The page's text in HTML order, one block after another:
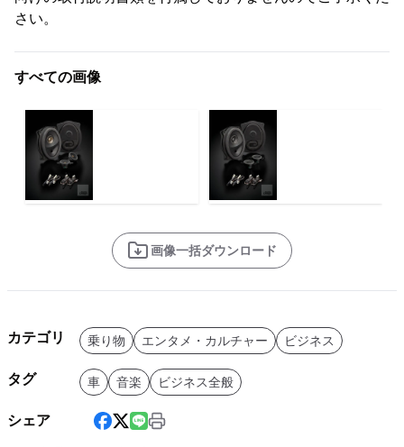
さい。
すべての画像
画像一括ダウンロード
カテゴリ 乗り物 エンタメ・カルチャー ビジネス
タグ 車 音楽 ビジネス全般
シェア